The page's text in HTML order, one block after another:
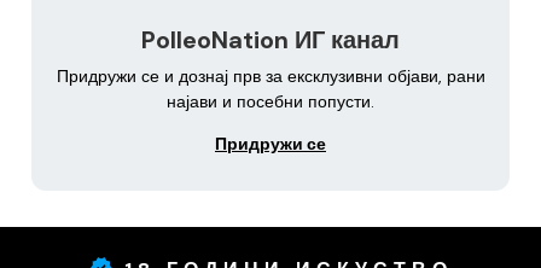
PolleoNation ИГ канал
Придружи се и дознај прв за ексклузивни објави, рани
најави и посебни попусти.
Придружи се